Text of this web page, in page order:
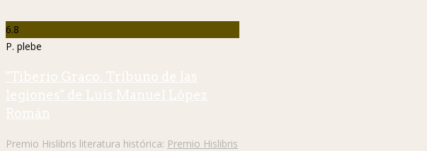
6.8
P. plebe
"Tiberio Graco. Tribuno de las
legiones" de Luis Manuel López
Román
Premio Hislibris literatura histórica: Premio Hislibris